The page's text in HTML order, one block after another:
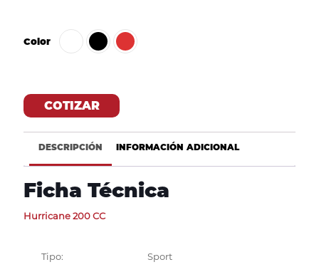
Color
COTIZAR
DESCRIPCIÓN INFORMACIÓN ADICIONAL
Ficha Técnica
Hurricane 200 CC
Tipo: Sport